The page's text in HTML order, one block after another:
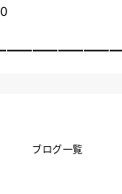
ブログ一覧